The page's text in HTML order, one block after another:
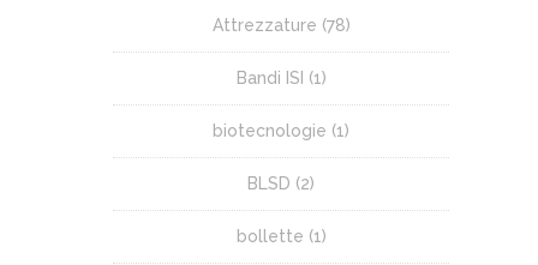
Attrezzature (78)
Bandi ISI (1)
biotecnologie (1)
BLSD (2)
bollette (1)